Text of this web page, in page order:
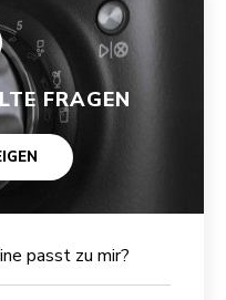
FRAGEN
passt zu mir?